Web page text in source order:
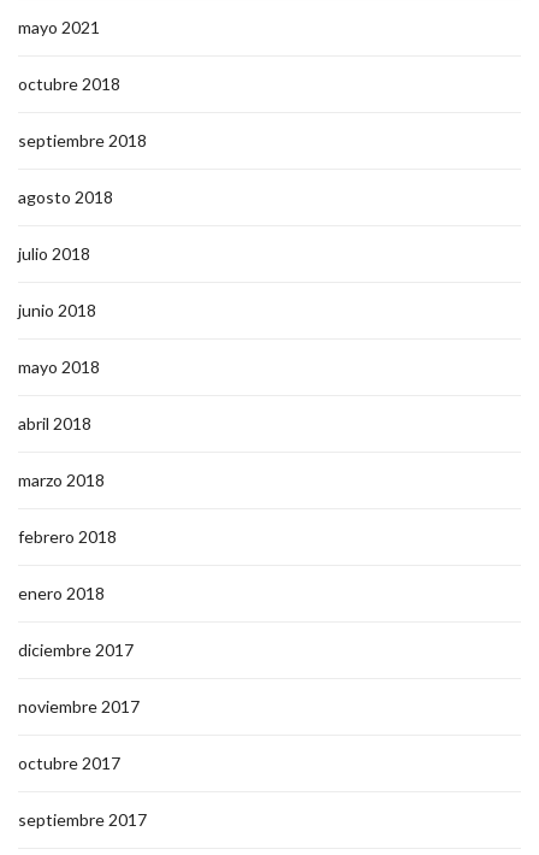
mayo 2021
octubre 2018
septiembre 2018
agosto 2018
julio 2018
junio 2018
mayo 2018
abril 2018
marzo 2018
febrero 2018
enero 2018
diciembre 2017
noviembre 2017
octubre 2017
septiembre 2017